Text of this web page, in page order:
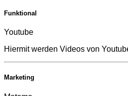
Funktional
Youtube
Hiermit werden Videos von
Marketing